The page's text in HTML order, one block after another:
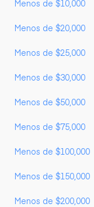
Menos de $10,000
Menos de $20,000
Menos de $25,000
Menos de $30,000
Menos de $50,000
Menos de $75,000
Menos de $100,000
Menos de $150,000
Menos de $200,000